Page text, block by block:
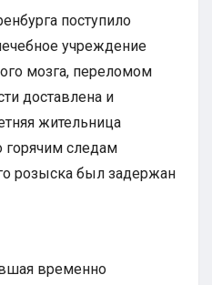
поступило
учреждение
мозга, переломом
доставлена и
жительница
горячим следам
розыска был задержан
временно